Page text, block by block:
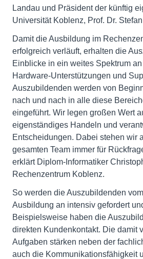
Landau und Präsident der künftig
Universität Koblenz, Prof. Dr.
Damit die Ausbildung im
erfolgreich verläuft, erhalten die
Einblicke in ein weites Spektrum
Hardware-Unterstützungen und
Auszubildenden werden von
nach und nach in alle diese
eingeführt. Wir legen großen Wert
eigenständiges Handeln und
Entscheidungen. Dabei stehen wir
gesamten Team immer für
erklärt Diplom-Informatiker
Rechenzentrum Koblenz.
So werden die Auszubildenden
Ausbildung an intensiv gefordert
Beispielsweise haben die
direkten Kundenkontakt. Die damit
Aufgaben stärken neben der
auch die Kommunikationsfähigkeit